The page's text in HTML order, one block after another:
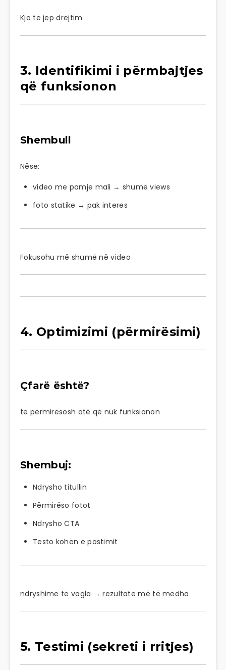
Kjo të jep drejtim
3. Identifikimi i përmbajtjes
që funksionon
Shembull
Nëse:
video me pamje mali → shumë views
foto statike → pak interes
Fokusohu më shumë në video
4. Optimizimi (përmirësimi)
Çfarë është?
të përmirësosh atë që nuk funksionon
Shembuj:
Ndrysho titullin
Përmirëso fotot
Ndrysho CTA
Testo kohën e postimit
ndryshime të vogla → rezultate më të mëdha
5. Testimi (sekreti i rritjes)